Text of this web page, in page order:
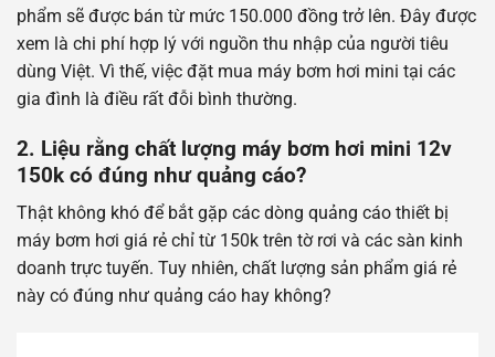
phẩm sẽ được bán từ mức 150.000 đồng trở lên. Đây được
xem là chi phí hợp lý với nguồn thu nhập của người tiêu
dùng Việt. Vì thế, việc đặt mua máy bơm hơi mini tại các
gia đình là điều rất đỗi bình thường.
2. Liệu rằng chất lượng máy bơm hơi mini 12v
150k có đúng như quảng cáo?
Thật không khó để bắt gặp các dòng quảng cáo thiết bị
máy bơm hơi giá rẻ chỉ từ 150k trên tờ rơi và các sàn kinh
doanh trực tuyến. Tuy nhiên, chất lượng sản phẩm giá rẻ
này có đúng như quảng cáo hay không?